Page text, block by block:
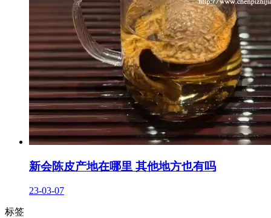
新会陈皮产地在哪里 其他地方也有吗
23-03-07
标签